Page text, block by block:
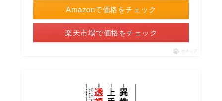
Amazonで価格をチェック
楽天市場で価格をチェック
ポチップ